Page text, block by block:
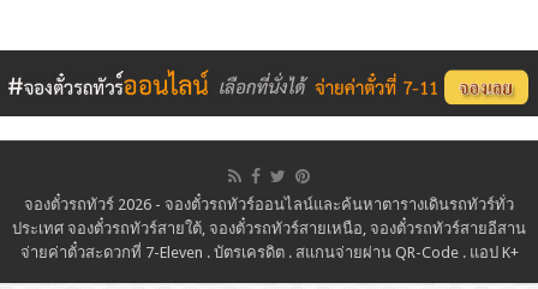
จองตั๋วรถทัวร์ 2026 - จองตั๋วรถทัวร์ออนไลน์และค้นหาตารางเดินรถทัวร์ทั่ว
ประเทศ จองตั๋วรถทัวร์สายใต้, จองตั๋วรถทัวร์สายเหนือ, จองตั๋วรถทัวร์สายอีสาน
จ่ายค่าตั๋วสะดวกที่ 7-Eleven . บัตรเครดิต . สแกนจ่ายผ่าน QR-Code . แอป K+